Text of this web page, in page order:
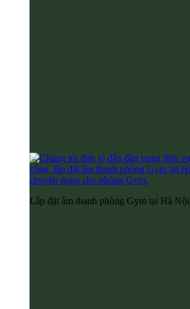
Lắp đặt âm thanh phòng Gym tại Hà Nội